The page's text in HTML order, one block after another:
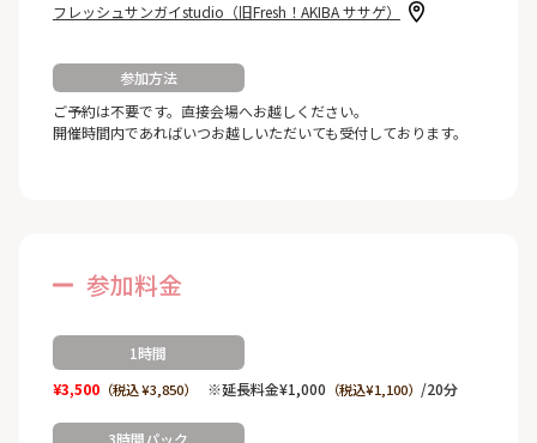
フレッシュサンガイstudio（旧Fresh！AKIBA ササゲ）
参加方法
ご予約は不要です。直接会場へお越しください。
開催時間内であればいつお越しいただいても受付しております。
参加料金
1時間
¥3,500（税込 ¥3,850） ※延長料金¥1,000 （税込¥1,100） /20分
3時間パック